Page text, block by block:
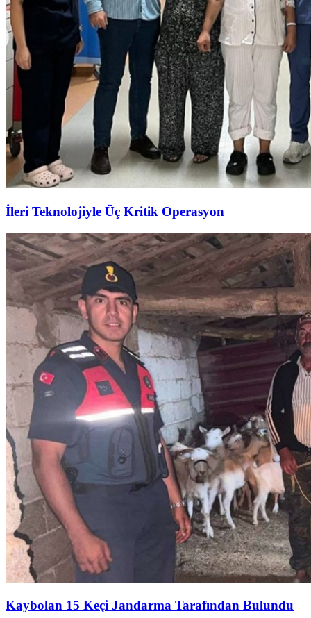
İleri Teknolojiyle Üç Kritik Operasyon
Kaybolan 15 Keçi Jandarma Tarafından Bulundu